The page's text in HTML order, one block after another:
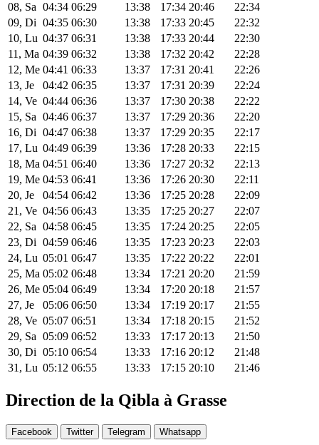
08, Sa 04:34 06:29 13:38 17:34 20:46
22:34
09, Di 04:35 06:30 13:38 17:33 20:45
22:32
10, Lu 04:37 06:31 13:38 17:33 20:44
22:30
11, Ma 04:39 06:32 13:38 17:32 20:42
22:28
12, Me 04:41 06:33 13:37 17:31 20:41
22:26
13, Je
04:42 06:35 13:37 17:31 20:39
22:24
14, Ve 04:44 06:36 13:37 17:30 20:38
22:22
15, Sa 04:46 06:37 13:37 17:29 20:36
22:20
16, Di 04:47 06:38 13:37 17:29 20:35
22:17
17, Lu 04:49 06:39 13:36 17:28 20:33
22:15
18, Ma 04:51 06:40 13:36 17:27 20:32
22:13
19, Me 04:53 06:41 13:36 17:26 20:30
22:11
20, Je
04:54 06:42 13:36 17:25 20:28
22:09
21, Ve 04:56 06:43 13:35 17:25 20:27
22:07
22, Sa 04:58 06:45 13:35 17:24 20:25
22:05
23, Di 04:59 06:46 13:35 17:23 20:23
22:03
24, Lu 05:01 06:47 13:35 17:22 20:22
22:01
25, Ma 05:02 06:48 13:34 17:21 20:20
21:59
26, Me 05:04 06:49 13:34 17:20 20:18
21:57
27, Je
05:06 06:50 13:34 17:19 20:17
21:55
28, Ve 05:07 06:51 13:34 17:18 20:15
21:52
29, Sa 05:09 06:52 13:33 17:17 20:13
21:50
30, Di 05:10 06:54 13:33 17:16 20:12
21:48
31, Lu 05:12 06:55 13:33 17:15 20:10 21:46
Direction de la Qibla à Grasse
Facebook Twitter Telegram Whatsapp